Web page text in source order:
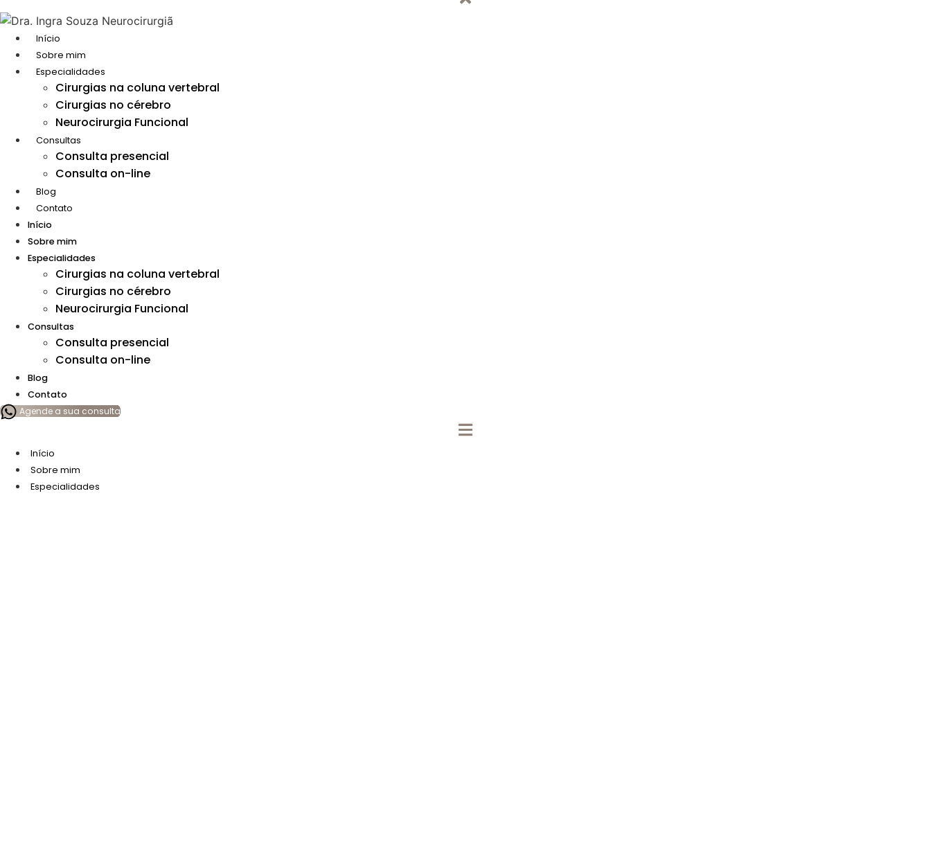
para
conteúdo
Início
Sobre mim
Especialidades
Cirurgias na coluna vertebral
Cirurgias no cérebro
Neurocirurgia Funcional
Consultas
Consulta presencial
Consulta on-line
Blog
Contato
Início
Sobre mim
Especialidades
Cirurgias na coluna vertebral
Cirurgias no cérebro
Neurocirurgia Funcional
Consultas
Consulta presencial
Consulta on-line
Blog
Contato
Agende a sua consulta
Início
Sobre mim
Especialidades